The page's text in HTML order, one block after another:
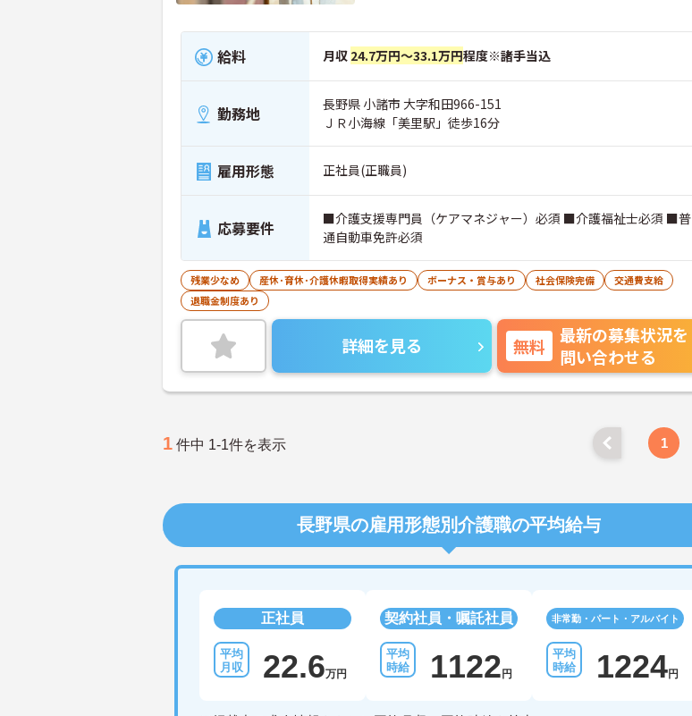
給料 月収 24.7万円～33.1万円程度※諸手当込
勤務地
長野県 小諸市 大字和田966-151
ＪＲ小海線「美里駅」徒歩16分
雇用形態 正社員(正職員)
応募要件
■介護支援専門員（ケアマネジャー）必須 ■介護福祉士必須 ■普
通自動車免許必須
残業少なめ 産休･育休･介護休暇取得実績あり ボーナス・賞与あり 社会保険完備
交通費支給
退職金制度あり
詳細を見る 無料
最新の募集状況を
問い合わせる
1 件中 1-1件を表示 1
長野県の雇用形態別介護職の平均給与
正社員
22.6万円
契約社員・嘱託社員
1122 円
非常勤・パート・アルバイト
1224円